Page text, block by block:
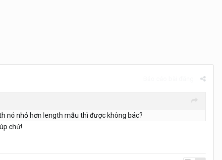
nó nhỏ hơn length mẫu thì được không bác?
chứ!